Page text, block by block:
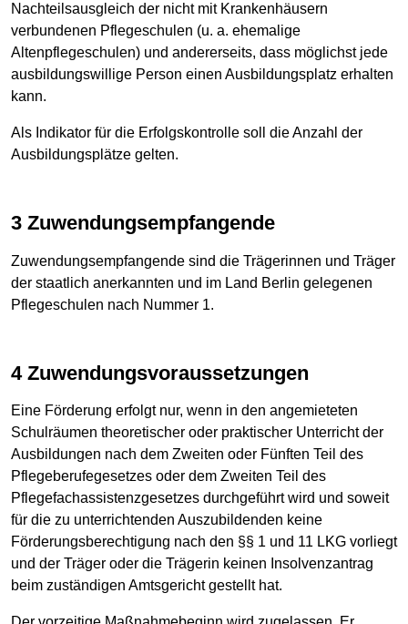
Nachteilsausgleich der nicht mit Krankenhäusern
verbundenen Pflegeschulen (u. a. ehemalige
Altenpflegeschulen) und andererseits, dass möglichst jede
ausbildungswillige Person einen Ausbildungsplatz erhalten
kann.
Als Indikator für die Erfolgskontrolle soll die Anzahl der
Ausbildungsplätze gelten.
3 Zuwendungsempfangende
Zuwendungsempfangende sind die Trägerinnen und Träger
der staatlich anerkannten und im Land Berlin gelegenen
Pflegeschulen nach Nummer 1.
4 Zuwendungsvoraussetzungen
Eine Förderung erfolgt nur, wenn in den angemieteten
Schulräumen theoretischer oder praktischer Unterricht der
Ausbildungen nach dem Zweiten oder Fünften Teil des
Pflegeberufegesetzes oder dem Zweiten Teil des
Pflegefachassistenzgesetzes durchgeführt wird und soweit
für die zu unterrichtenden Auszubildenden keine
Förderungsberechtigung nach den §§ 1 und 11 LKG vorliegt
und der Träger oder die Trägerin keinen Insolvenzantrag
beim zuständigen Amtsgericht gestellt hat.